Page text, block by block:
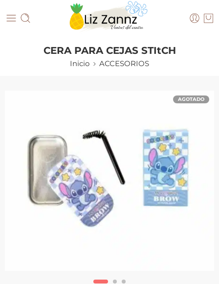
CERA PARA CEJAS STItCH
Inicio ACCESORIOS
AGOTADO